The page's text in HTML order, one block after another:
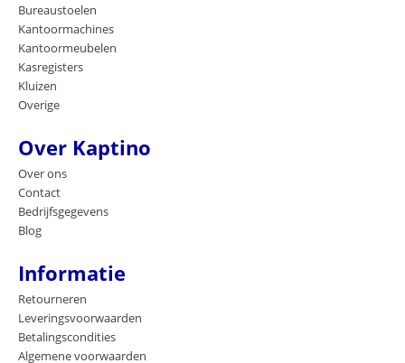
Bureaustoelen
Kantoormachines
Kantoormeubelen
Kasregisters
Kluizen
Overige
Over Kaptino
Over ons
Contact
Bedrijfsgegevens
Blog
Informatie
Retourneren
Leveringsvoorwaarden
Betalingscondities
Algemene voorwaarden